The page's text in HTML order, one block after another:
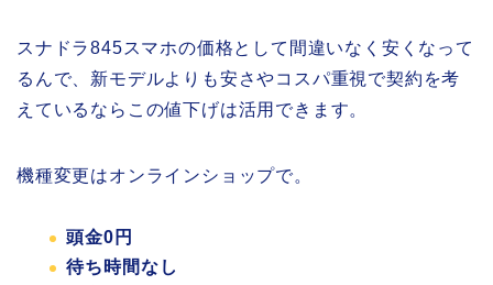
スナドラ845スマホの価格として間違いなく安くなって
るんで、新モデルよりも安さやコスパ重視で契約を考
えているならこの値下げは活用できます。
機種変更はオンラインショップで。
頭金0円
待ち時間なし